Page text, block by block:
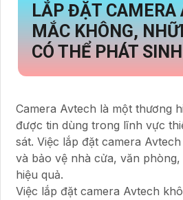
LẮP ĐẶT CAMERA
MẮC KHÔNG,
CÓ THỂ PHÁT SINH
Camera Avtech là một thương
được tin dùng trong lĩnh vực
sát. Việc lắp đặt camera
và bảo vệ nhà cửa, văn
hiệu quả.
Việc lắp đặt camera Avtech